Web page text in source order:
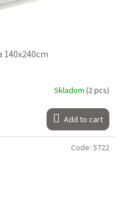
Skladom (2 pcs)
Add to cart
Code: 5722